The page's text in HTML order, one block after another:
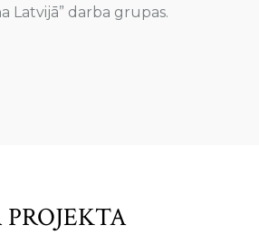
Latvijā” darba grupas.